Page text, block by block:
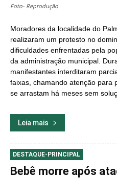
Foto- Reprodução
Moradores da localidade do
realizaram um protesto no
dificuldades enfrentadas pela
da administração municipal.
manifestantes interditaram
faixas, chamando atenção para
se arrastam há meses sem
Leia mais
DESTAQUE-PRINCIPAL
Bebê morre após